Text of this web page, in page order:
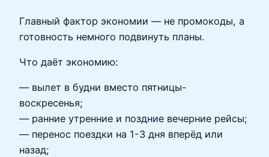
Главный фактор экономии — не промокоды, а
готовность немного подвинуть планы.
Что даёт экономию:
— вылет в будни вместо пятницы-
воскресенья;
— ранние утренние и поздние вечерние рейсы;
— перенос поездки на 1-3 дня вперёд или
назад;